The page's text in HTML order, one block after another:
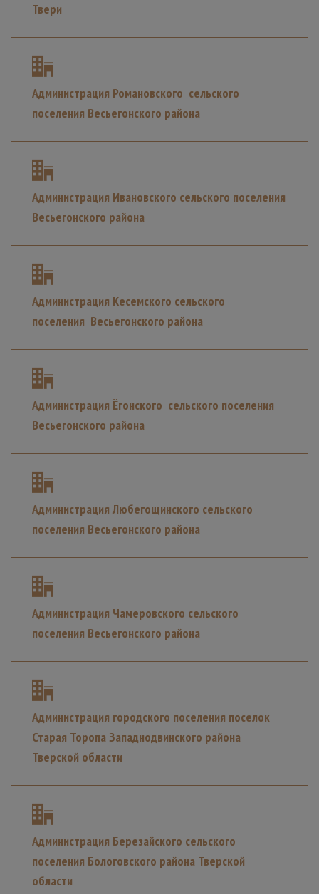
Твери
Администрация Романовского сельского
поселения Весьегонского района
Администрация Ивановского сельского поселения
Весьегонского района
Администрация Кесемского сельского
поселения Весьегонского района
Администрация Ёгонского сельского поселения
Весьегонского района
Администрация Любегощинского сельского
поселения Весьегонского района
Администрация Чамеровского сельского
поселения Весьегонского района
Администрация городского поселения поселок
Старая Торопа Западнодвинского района
Тверской области
Администрация Березайского сельского
поселения Бологовского района Тверской
области